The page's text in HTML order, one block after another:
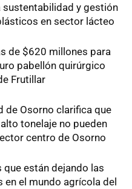
sustentabilidad y gestión
en sector lácteo
de $620 millones para
pabellón quirúrgico
Frutillar
de Osorno clarifica que
tonelaje no pueden
centro de Osorno
que están dejando las
en el mundo agrícola del